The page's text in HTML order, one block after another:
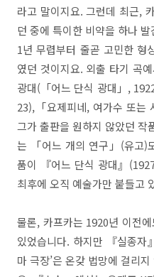
라고 말이지요. 그런데 최근,
던 중에 특이한 비약을 하나
1년 무렵부터 줄곧 고민한 형
였던 것이지요. 외출 타기 곡
광대(「어느 단식 광대」,
23),「요제피네, 여가수 또는
그가 출판을 원하지 않았던 작
는 「어느 개의 연구」(유고)
품이 『어느 단식 광대』
최후에 오직 예술가만 붙들고
물론, 카프카는 1920년 이전
있었습니다. 하지만 『실종자
마 극장’은 온갖 법망에 걸리